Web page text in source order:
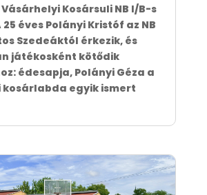
Kosársuli NB I/B-s
éves Polányi Kristóf az NB
Szedeáktól érkezik, és
játékosként kötődik
édesapja, Polányi Géza a
egyik ismert